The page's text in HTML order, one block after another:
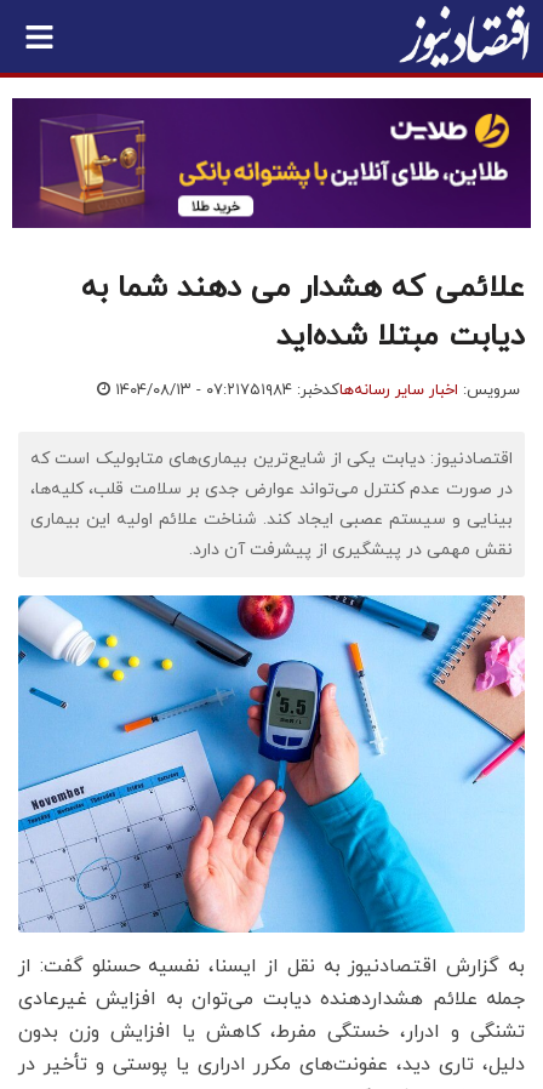
علائمی که هشدار می دهند شما به
دیابت مبتلا شده‌اید
سرویس: اخبار سایر رسانه‌هاکدخبر: ۷۵۱۹۸۴ ۱۴۰۴/۰۸/۱۳ - ۰۷:۲۱
اقتصادنیوز: دیابت یکی از شایع‌ترین بیماری‌های متابولیک است که
در صورت عدم کنترل می‌تواند عوارض جدی بر سلامت قلب، کلیه‌ها،
بینایی و سیستم عصبی ایجاد کند. شناخت علائم اولیه این بیماری
نقش مهمی در پیشگیری از پیشرفت آن دارد.
به گزارش اقتصادنیوز به نقل از ایسنا، نفسیه حسنلو گفت: از
جمله علائم هشداردهنده دیابت می‌توان به افزایش غیرعادی
تشنگی و ادرار، خستگی مفرط، کاهش یا افزایش وزن بدون
دلیل، تاری دید، عفونت‌های مکرر ادراری یا پوستی و تأخیر در